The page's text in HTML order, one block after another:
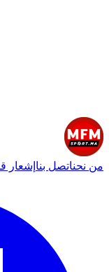
من نحناتصل بنا إشعار